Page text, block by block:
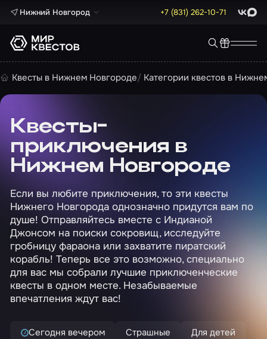
Нижний Новгород +7 (831) 262-10-71 Max
Квесты в Нижнем Новгороде Категории квестов в
Квесты-
приключения в
Нижнем Новгороде
Если вы любите приключения, то эти квесты
Нижнего Новгорода однозначно придутся вам по
душе! Отправляйтесь вместе с Индианой
Джонсом на поиски сокровищ, исследуйте
гробницу фараона или захватите пиратский
корабль! Теперь все это возможно, специально
для вас мы собрали лучшие приключенческие
квесты в одном месте. Незабываемые
впечатления ждут вас!
Сегодня вечером Страшные
Для детей